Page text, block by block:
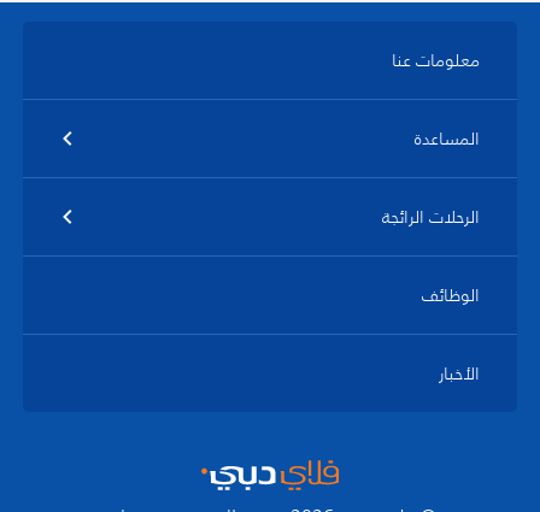
معلومات عنا
المساعدة
الرحلات الرائجة
الوظائف
الأخبار